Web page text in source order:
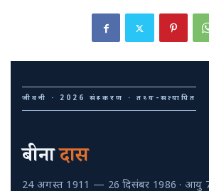
जीवनी · 2026 संस्करण · तथ्य-सत्यापित
बीनादास
24 अगस्त 1911 — 26 दिसंबर 1986 · आयु